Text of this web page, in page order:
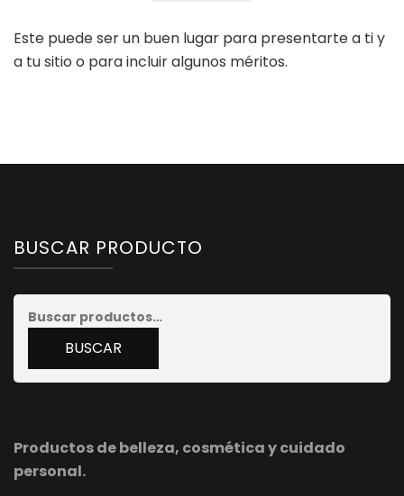
Este puede ser un buen lugar para presentarte a ti y
a tu sitio o para incluir algunos méritos.
BUSCAR PRODUCTO
BUSCAR
Productos de belleza, cosmética y cuidado
personal.